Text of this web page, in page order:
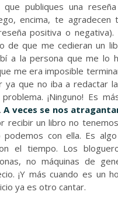
que publiques una
encima, te agradecen
positiva o
de que me cedieran un
a la persona que me lo
me era imposible
ya que no iba a redactar
¡Ninguno! Es
A veces se nos
recibir un libro no
podemos con ella. Es
el tiempo. Los
no máquinas de
¡Y más cuando es un
ya es otro cantar.